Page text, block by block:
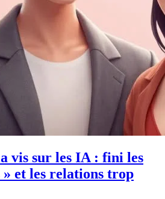
vis sur les IA : fini les
et les relations trop